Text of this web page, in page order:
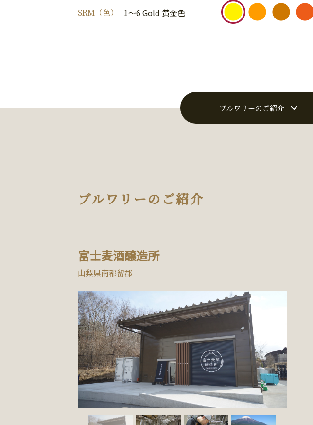
SRM（色） 1～6 Gold 黄金色
ブルワリーのご紹介
ブルワリーのご紹介
富士麦酒醸造所
山梨県南都留郡